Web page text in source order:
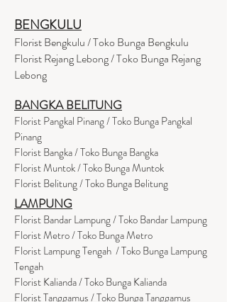
BENGKULU
Florist Bengkulu / Toko Bunga Bengkulu
Florist Rejang Lebong / Toko Bunga Rejang
Lebong
BANGKA BELITUNG
Florist Pangkal Pinang / Toko Bunga Pangkal
Pinang
Florist Bangka / Toko Bunga Bangka
Florist Muntok / Toko Bunga Muntok
Florist Belitung / Toko Bunga Belitung
LAMPUNG
Florist Bandar Lampung / Toko Bandar Lampung
Florist Metro / Toko Bunga Metro
Florist Lampung Tengah / Toko Bunga Lampung
Tengah
Florist Kalianda / Toko Bunga Kalianda
Florist Tanggamus / Toko Bunga Tanggamus